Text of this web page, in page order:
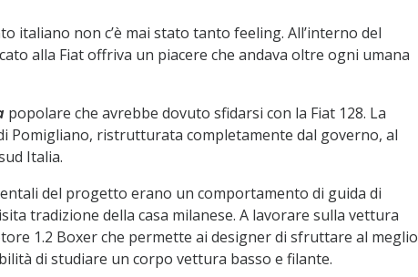
italiano non c’è mai stato tanto feeling. All’interno del
alla Fiat offriva un piacere che andava oltre ogni umana
popolare che avrebbe dovuto sfidarsi con la Fiat 128. La
Pomigliano, ristrutturata completamente dal governo, al
Italia.
del progetto erano un comportamento di guida di
tradizione della casa milanese. A lavorare sulla vettura
1.2 Boxer che permette ai designer di sfruttare al meglio
di studiare un corpo vettura basso e filante.